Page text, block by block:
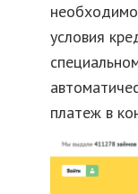
условия
платеж в